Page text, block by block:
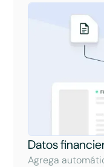
Datos
Agrega